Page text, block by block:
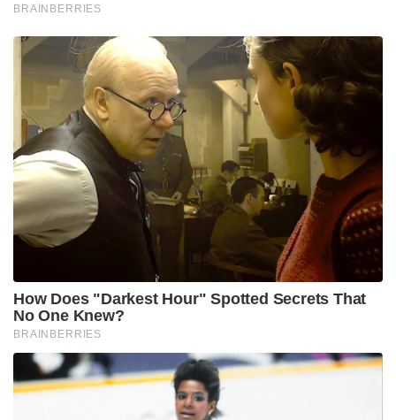
BRAINBERRIES
How Does "Darkest Hour" Spotted Secrets That
No One Knew?
BRAINBERRIES